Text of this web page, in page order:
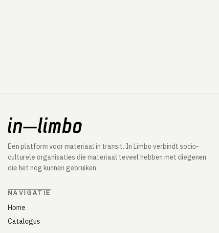
Een platform voor materiaal in transit. In Limbo verbindt socio-
culturele organisaties die materiaal teveel hebben met diegenen
die het nog kunnen gebruiken.
NAVIGATIE
Home
Catalogus